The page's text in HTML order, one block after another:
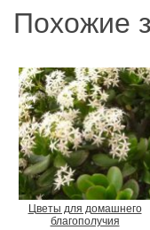
Похожие
Цветы для домашнего
благополучия